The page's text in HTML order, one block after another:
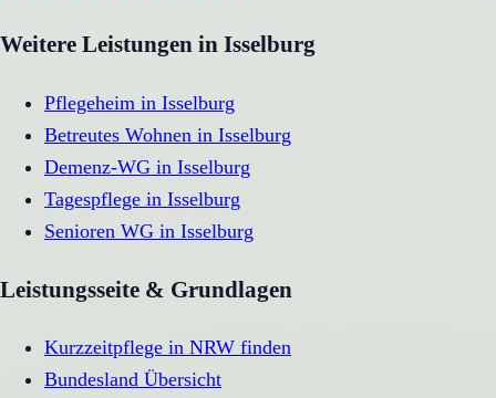
Weitere Leistungen in Isselburg
Pflegeheim in Isselburg
Betreutes Wohnen in Isselburg
Demenz-WG in Isselburg
Tagespflege in Isselburg
Senioren WG in Isselburg
Leistungsseite & Grundlagen
Kurzzeitpflege in NRW finden
Bundesland Übersicht